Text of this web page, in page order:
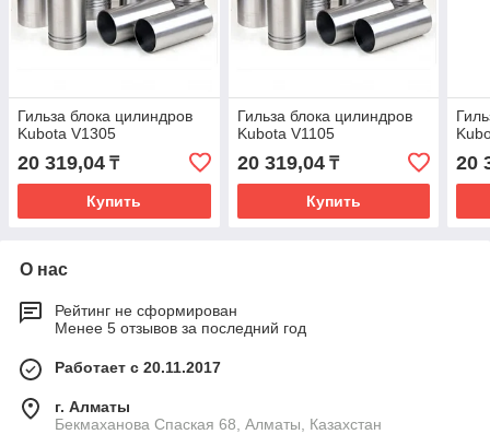
Гильза блока цилиндров
Kubota V1305
20 319,04 ₸
Купить
Гильза блока цилиндров
Kubota V1105
20 319,04₸
Купить
20
О нас
Рейтинг не сформирован
Менее 5 отзывов за последний год
Работает с 20.11.2017
г. Алматы
Бекмаханова Спаская 68, Алматы, Казахстан